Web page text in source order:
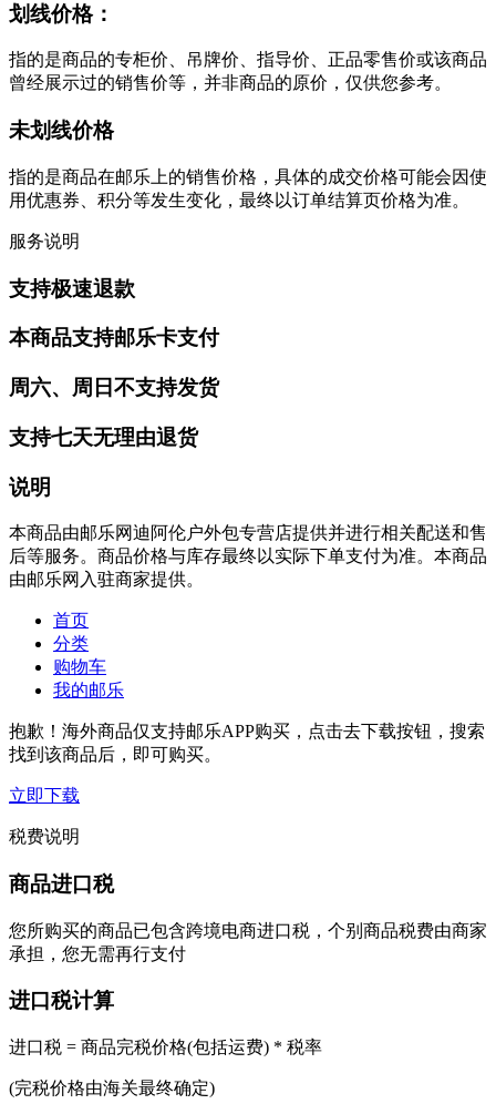
划线价格：
指的是商品的专柜价、吊牌价、指导价、正品零售价或该商品
曾经展示过的销售价等，并非商品的原价，仅供您参考。
未划线价格
指的是商品在邮乐上的销售价格，具体的成交价格可能会因使
用优惠券、积分等发生变化，最终以订单结算页价格为准。
服务说明
支持极速退款
本商品支持邮乐卡支付
周六、周日不支持发货
支持七天无理由退货
说明
本商品由邮乐网迪阿伦户外包专营店提供并进行相关配送和售
后等服务。商品价格与库存最终以实际下单支付为准。本商品
由邮乐网入驻商家提供。
首页
分类
购物车
我的邮乐
抱歉！海外商品仅支持邮乐APP购买，点击去下载按钮，搜索
找到该商品后，即可购买。
立即下载
税费说明
商品进口税
您所购买的商品已包含跨境电商进口税，个别商品税费由商家
承担，您无需再行支付
进口税计算
进口税 = 商品完税价格(包括运费) * 税率
(完税价格由海关最终确定)